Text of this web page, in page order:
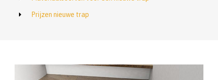
Prijzen nieuwe trap